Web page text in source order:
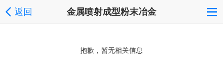
返回 金属喷射成型粉末冶金
抱歉，暂无相关信息